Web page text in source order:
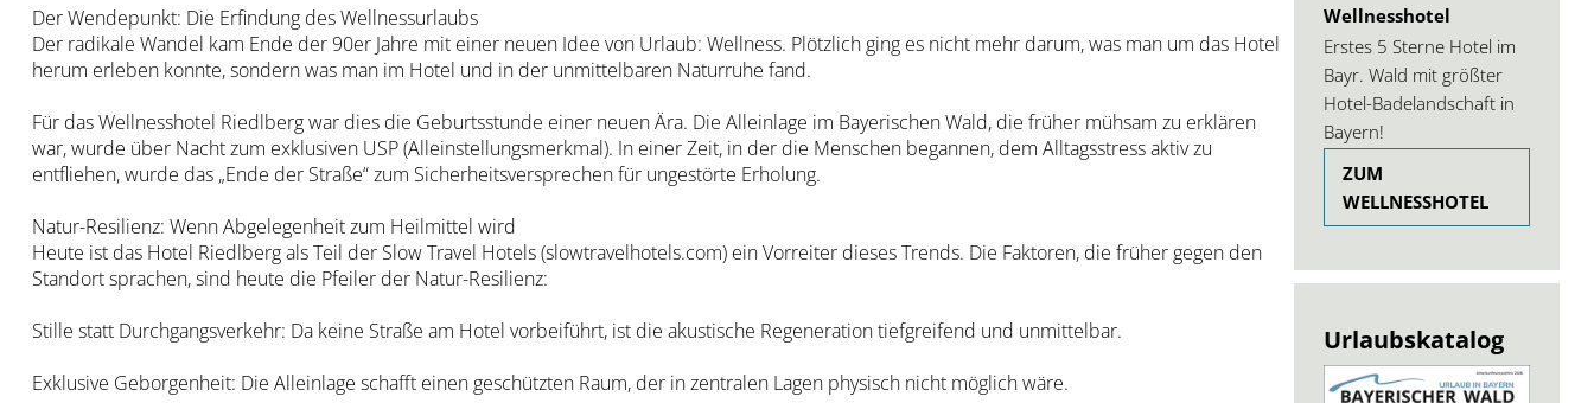
Der Wendepunkt: Die Erfindung des Wellnessurlaubs
Der radikale Wandel kam Ende der 90er Jahre mit einer neuen Idee von Urlaub: Wellness. Plötzlich ging es nicht mehr darum, was man um das Hotel
herum erleben konnte, sondern was man im Hotel und in der unmittelbaren Naturruhe fand.
Für das Wellnesshotel Riedlberg war dies die Geburtsstunde einer neuen Ära. Die Alleinlage im Bayerischen Wald, die früher mühsam zu erklären
war, wurde über Nacht zum exklusiven USP (Alleinstellungsmerkmal). In einer Zeit, in der die Menschen begannen, dem Alltagsstress aktiv zu
entfliehen, wurde das „Ende der Straße“ zum Sicherheitsversprechen für ungestörte Erholung.
Natur-Resilienz: Wenn Abgelegenheit zum Heilmittel wird
Heute ist das Hotel Riedlberg als Teil der Slow Travel Hotels (slowtravelhotels.com) ein Vorreiter dieses Trends. Die Faktoren, die früher gegen den
Standort sprachen, sind heute die Pfeiler der Natur-Resilienz:
Stille statt Durchgangsverkehr: Da keine Straße am Hotel vorbeiführt, ist die akustische Regeneration tiefgreifend und unmittelbar.
Exklusive Geborgenheit: Die Alleinlage schafft einen geschützten Raum, der in zentralen Lagen physisch nicht möglich wäre.
Wellnesshotel
Erstes 5 Sterne Hotel im
Bayr. Wald mit größter
Hotel-Badelandschaft in
Bayern!
ZUM
WELLNESSHOTEL
Urlaubskatalog